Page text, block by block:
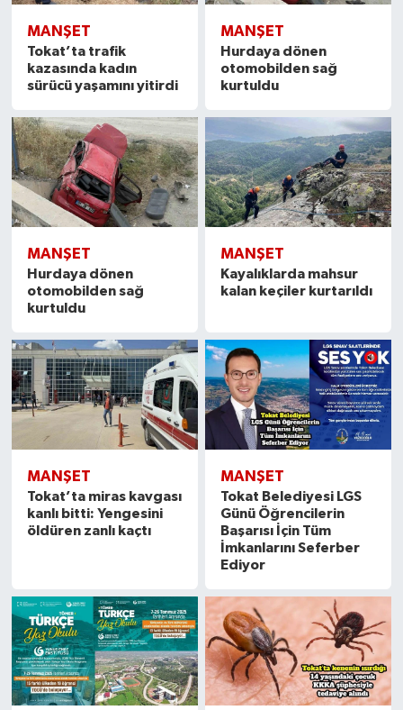
MANŞET
Tokat’ta trafik
kazasında kadın
sürücü yaşamını yitirdi
MANŞET
Hurdaya dönen
otomobilden sağ
kurtuldu
MANŞET
Hurdaya dönen
otomobilden sağ
kurtuldu
MANŞET
Kayalıklarda mahsur
kalan keçiler kurtarıldı
MANŞET
Tokat’ta miras kavgası
kanlı bitti: Yengesini
öldüren zanlı kaçtı
MANŞET
Tokat Belediyesi LGS
Günü Öğrencilerin
Başarısı İçin Tüm
İmkanlarını Seferber
Ediyor